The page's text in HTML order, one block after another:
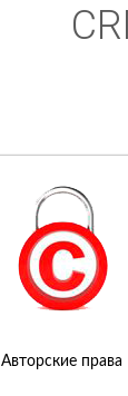
Авторские права